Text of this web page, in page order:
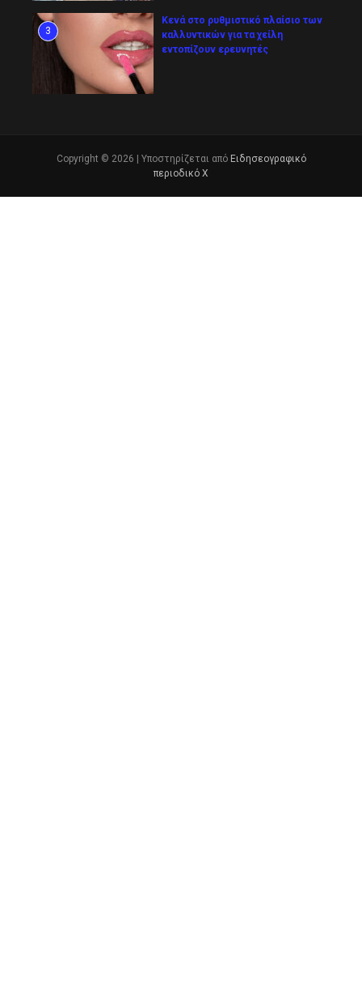
3
Κενά στο ρυθμιστικό πλαίσιο των
καλλυντικών για τα χείλη
εντοπίζουν ερευνητές
Copyright © 2026 | Υποστηρίζεται από Ειδησεογραφικό
περιοδικό Χ